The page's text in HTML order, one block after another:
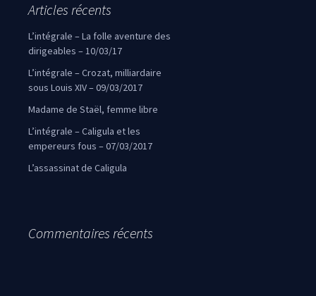
Articles récents
L’intégrale – La folle aventure des
dirigeables – 10/03/17
L’intégrale – Crozat, milliardaire
sous Louis XIV – 09/03/2017
Madame de Staël, femme libre
L’intégrale – Caligula et les
empereurs fous – 07/03/2017
L’assassinat de Caligula
Commentaires récents